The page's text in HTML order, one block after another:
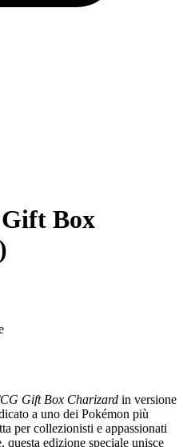
Box
Gift Box Charizard in versione
a uno dei Pokémon più
per collezionisti e appassionati
edizione speciale unisce